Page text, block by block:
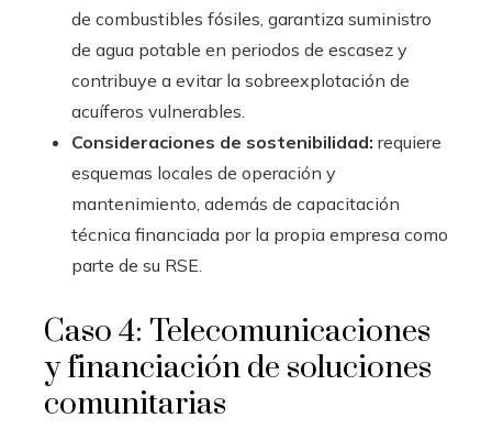
de combustibles fósiles, garantiza suministro
de agua potable en periodos de escasez y
contribuye a evitar la sobreexplotación de
acuíferos vulnerables.
Consideraciones de sostenibilidad: requiere
esquemas locales de operación y
mantenimiento, además de capacitación
técnica financiada por la propia empresa como
parte de su RSE.
Caso 4: Telecomunicaciones
y financiación de soluciones
comunitarias